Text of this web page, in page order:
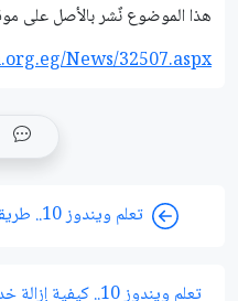
هذا الموضوع نٌشر باﻷصل على
News/32507.aspx
تعلم ويندوز 10.. طريقة إزالة تثبيت التحديثات يدويا
تعلم ويندوز 10.. كيفية إزالة خدمة OneDrive من الويندوز